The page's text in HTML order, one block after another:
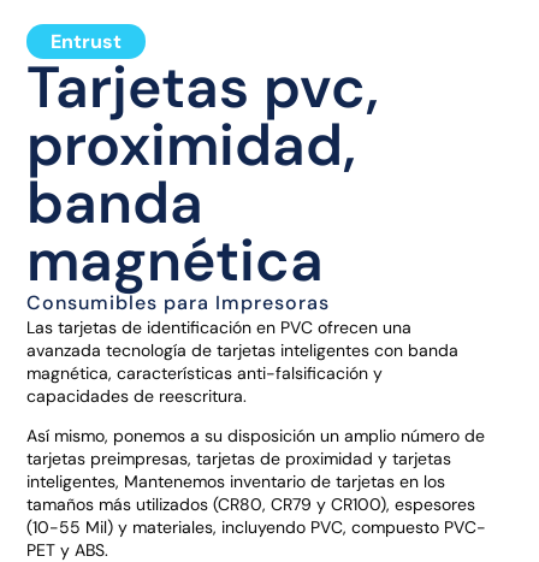
Entrust
Tarjetas pvc,
proximidad,
banda
magnética
Consumibles para Impresoras
Las tarjetas de identificación en PVC ofrecen una
avanzada tecnología de tarjetas inteligentes con banda
magnética, características anti-falsificación y
capacidades de reescritura.
Así mismo, ponemos a su disposición un amplio número de
tarjetas preimpresas, tarjetas de proximidad y tarjetas
inteligentes, Mantenemos inventario de tarjetas en los
tamaños más utilizados (CR80, CR79 y CR100), espesores
(10-55 Mil) y materiales, incluyendo PVC, compuesto PVC-
PET y ABS.